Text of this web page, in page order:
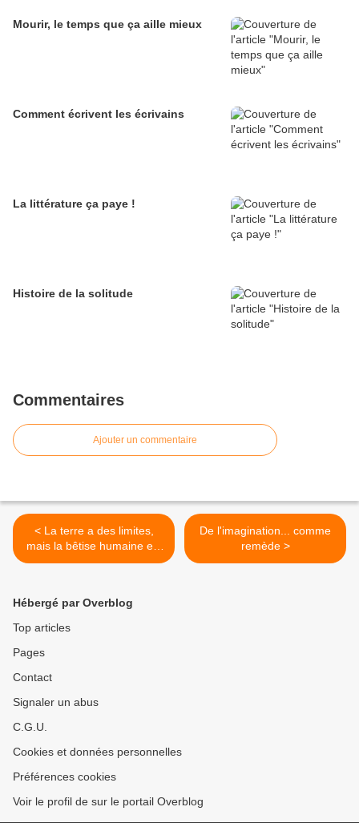
Mourir, le temps que ça aille mieux
Comment écrivent les écrivains
La littérature ça paye !
Histoire de la solitude
Commentaires
Ajouter un commentaire
< La terre a des limites,
mais la bêtise humaine est
infinie
De l'imagination... comme
remède >
Hébergé par Overblog
Top articles
Pages
Contact
Signaler un abus
C.G.U.
Cookies et données personnelles
Préférences cookies
Voir le profil de sur le portail Overblog